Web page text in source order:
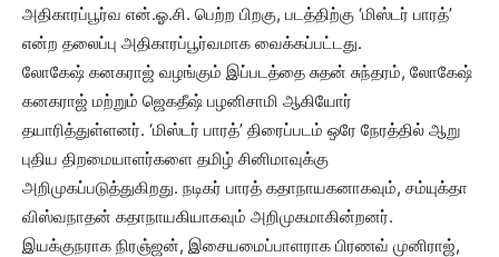
அதிகாரப்பூர்வ என்.ஓ.சி. பெற்ற பிறகு, படத்திற்கு ‘மிஸ்டர் பாரத்’
என்ற தலைப்பு அதிகாரப்பூர்வமாக வைக்கப்பட்டது.
லோகேஷ் கனகராஜ் வழங்கும் இப்படத்தை சுதன் சுந்தரம், லோகேஷ்
கனகராஜ் மற்றும் ஜெகதீஷ் பழனிசாமி ஆகியோர்
தயாரித்துள்ளனர். ‘மிஸ்டர் பாரத்’ திரைப்படம் ஒரே நேரத்தில் ஆறு
புதிய திறமையாளர்களை தமிழ் சினிமாவுக்கு
அறிமுகப்படுத்துகிறது. நடிகர் பாரத் கதாநாயகனாகவும், சம்யுக்தா
விஸ்வநாதன் கதாநாயகியாகவும் அறிமுகமாகின்றனர்.
இயக்குநராக நிரஞ்ஜன், இசையமைப்பாளராக பிரணவ் முனிராஜ்,